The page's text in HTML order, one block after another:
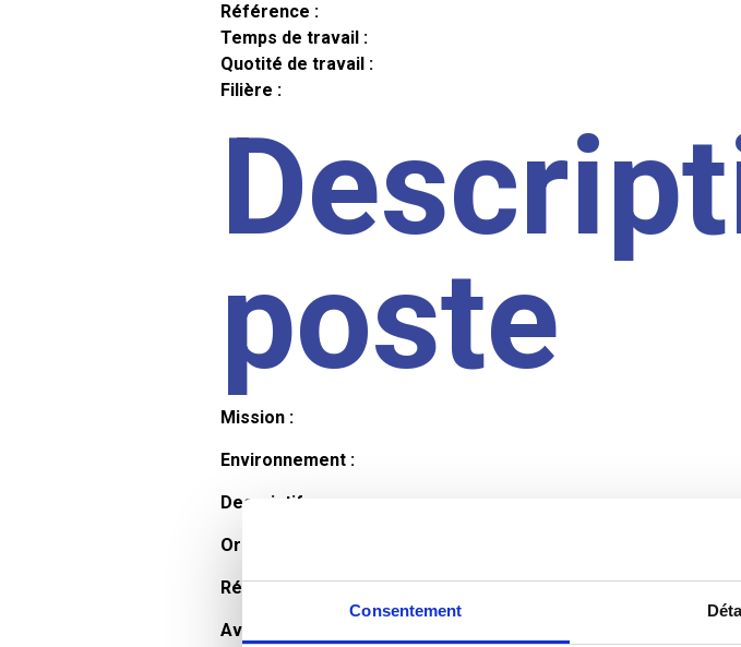
Consentement
Référence :
Temps de travail :
Quotité de travail :
Filière :
poste
Mission :
Environnement :
Descriptif :
Organisation et horaires :
Rémunération :
Avantages :